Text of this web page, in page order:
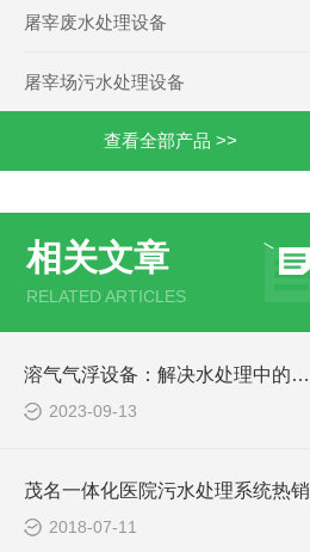
屠宰废水处理设备
屠宰场污水处理设备
查看全部产品 >>
相关文章
RELATED ARTICLES
溶气气浮设备：解决水处理中的悬浮物难题
2023-09-13
茂名一体化医院污水处理系统热销
2018-07-11